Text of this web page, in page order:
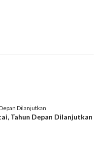
Tahun Depan Dilanjutkan